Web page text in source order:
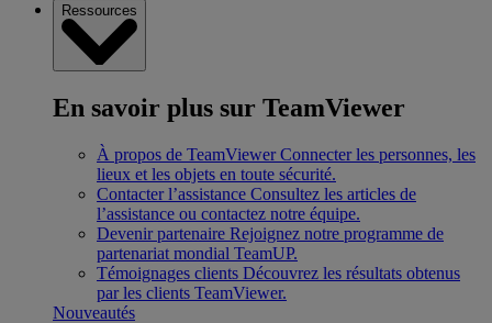
Ressources
En savoir plus sur TeamViewer
À propos de TeamViewer Connecter les personnes, les
lieux et les objets en toute sécurité.
Contacter l’assistance Consultez les articles de
l’assistance ou contactez notre équipe.
Devenir partenaire Rejoignez notre programme de
partenariat mondial TeamUP.
Témoignages clients Découvrez les résultats obtenus
par les clients TeamViewer.
Nouveautés